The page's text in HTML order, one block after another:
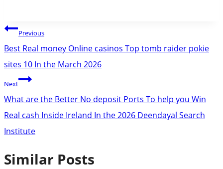
Post
navigation
Previous
Best Real money Online casinos Top tomb raider pokie
sites 10 In the March 2026
Next
What are the Better No deposit Ports To help you Win
Real cash Inside Ireland In the 2026 Deendayal Search
Institute
Similar Posts